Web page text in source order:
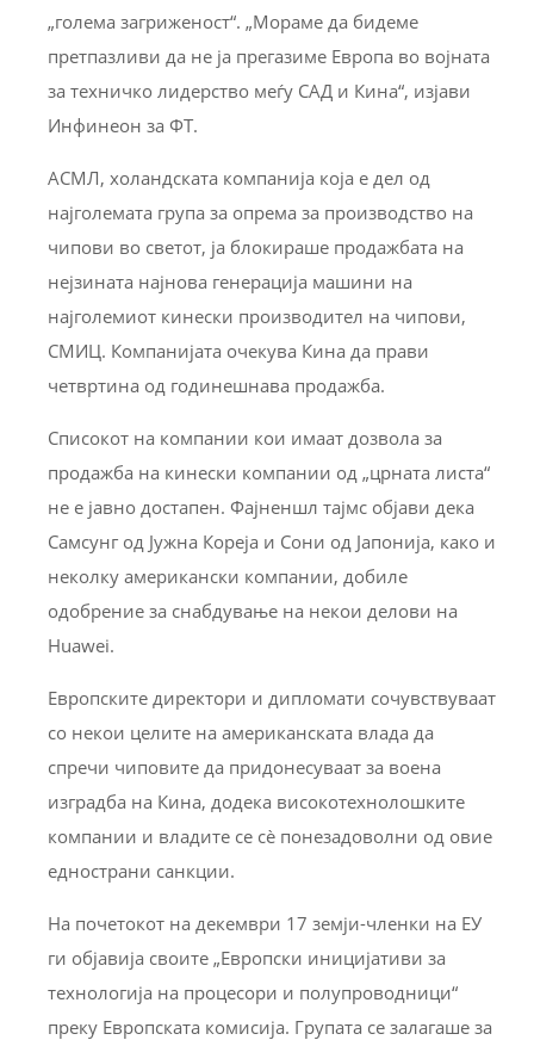
„голема загриженост“. „Мораме да бидеме
претпазливи да не ја прегазиме Европа во војната
за техничко лидерство меѓу САД и Кина“, изјави
Инфинеон за ФТ.
АСМЛ, холандската компанија која е дел од
најголемата група за опрема за производство на
чипови во светот, ја блокираше продажбата на
нејзината најнова генерација машини на
најголемиот кинески производител на чипови,
СМИЦ. Компанијата очекува Кина да прави
четвртина од годинешнава продажба.
Списокот на компании кои имаат дозвола за
продажба на кинески компании од „црната листа“
не е јавно достапен. Фајненшл тајмс објави дека
Самсунг од Јужна Кореја и Сони од Јапонија, како и
неколку американски компании, добиле
одобрение за снабдување на некои делови на
Huawei.
Европските директори и дипломати сочувствуваат
со некои целите на американската влада да
спречи чиповите да придонесуваат за воена
изградба на Кина, додека високотехнолошките
компании и владите се сè понезадоволни од овие
еднострани санкции.
На почетокот на декември 17 земји-членки на ЕУ
ги објавија своите „Европски иницијативи за
технологија на процесори и полупроводници“
преку Европската комисија. Групата се залагаше за